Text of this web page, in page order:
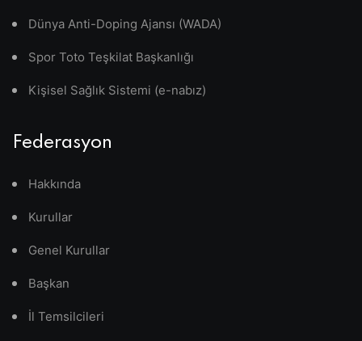
Dünya Anti-Doping Ajansı (WADA)
Spor Toto Teşkilat Başkanlığı
Kişisel Sağlık Sistemi (e-nabız)
Federasyon
Hakkında
Kurullar
Genel Kurullar
Başkan
İl Temsilcileri